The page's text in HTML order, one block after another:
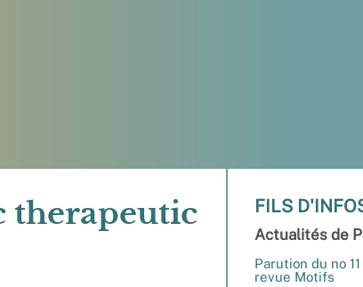
therapeutic
FILS
Actualités de
Parution du no
revue Motifs